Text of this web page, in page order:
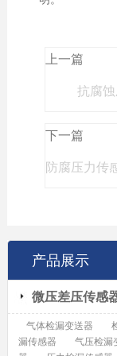
上一篇
抗腐
下一篇
防腐压力传
产品展示
微压差压传感
气体检漏变送器
漏传感器
气压检漏